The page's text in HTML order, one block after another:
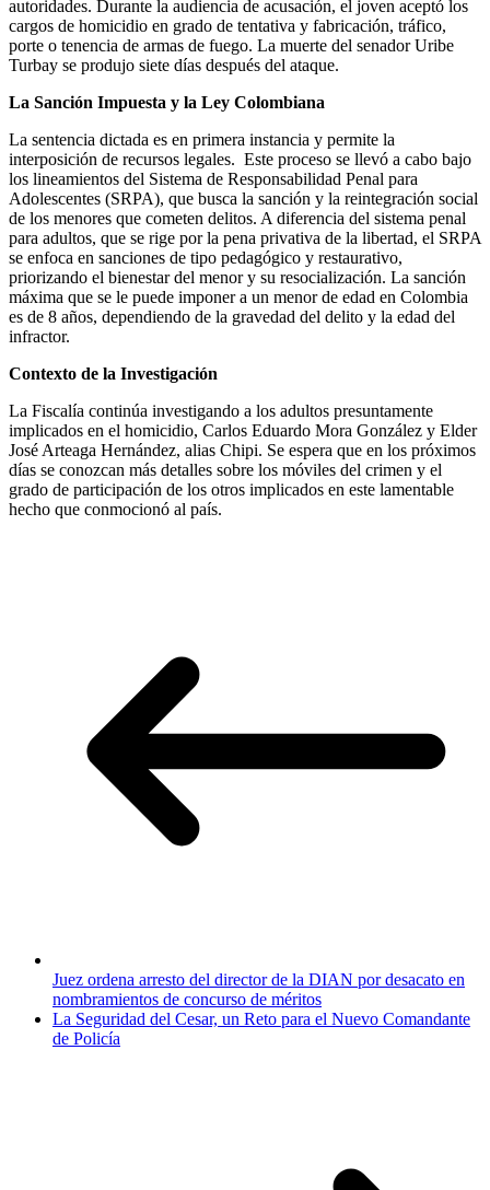
autoridades. Durante la audiencia de acusación, el joven aceptó los
cargos de homicidio en grado de tentativa y fabricación, tráfico,
porte o tenencia de armas de fuego. La muerte del senador Uribe
Turbay se produjo siete días después del ataque.
La Sanción Impuesta y la Ley Colombiana
La sentencia dictada es en primera instancia y permite la
interposición de recursos legales. Este proceso se llevó a cabo bajo
los lineamientos del Sistema de Responsabilidad Penal para
Adolescentes (SRPA), que busca la sanción y la reintegración social
de los menores que cometen delitos. A diferencia del sistema penal
para adultos, que se rige por la pena privativa de la libertad, el SRPA
se enfoca en sanciones de tipo pedagógico y restaurativo,
priorizando el bienestar del menor y su resocialización. La sanción
máxima que se le puede imponer a un menor de edad en Colombia
es de 8 años, dependiendo de la gravedad del delito y la edad del
infractor.
Contexto de la Investigación
La Fiscalía continúa investigando a los adultos presuntamente
implicados en el homicidio, Carlos Eduardo Mora González y Elder
José Arteaga Hernández, alias Chipi. Se espera que en los próximos
días se conozcan más detalles sobre los móviles del crimen y el
grado de participación de los otros implicados en este lamentable
hecho que conmocionó al país.
Juez ordena arresto del director de la DIAN por desacato en
nombramientos de concurso de méritos
La Seguridad del Cesar, un Reto para el Nuevo Comandante
de Policía